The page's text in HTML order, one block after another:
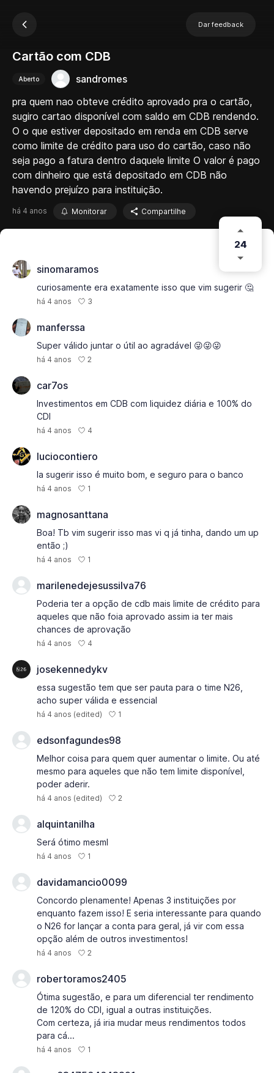
Dar feedback
Cartão com CDB
Aberto
sandromes
pra quem nao obteve crédito aprovado pra o cartão,
sugiro cartao disponível com saldo em CDB rendendo.
O o que estiver depositado em renda em CDB serve
como limite de crédito para uso do cartão, caso não
seja pago a fatura dentro daquele limite O valor é pago
com dinheiro que está depositado em CDB não
havendo prejuízo para instituição.
há 4 anos Monitorar Compartilhe
24
sinomaramos
curiosamente era exatamente isso que vim sugerir 🤔
há 4 anos 3
manferssa
Super válido juntar o útil ao agradável 😜😜😜
há 4 anos 2
car7os
Investimentos em CDB com liquidez diária e 100% do
CDI
há 4 anos 4
luciocontiero
Ia sugerir isso é muito bom, e seguro para o banco
há 4 anos 1
magnosanttana
Boa! Tb vim sugerir isso mas vi q já tinha, dando um up
então ;)
há 4 anos 1
marilenedejesussilva76
Poderia ter a opção de cdb mais limite de crédito para
aqueles que não foia aprovado assim ia ter mais
chances de aprovação
há 4 anos 4
josekennedykv
essa sugestão tem que ser pauta para o time N26,
acho super válida e essencial
há 4 anos (edited) 1
edsonfagundes98
Melhor coisa para quem quer aumentar o limite. Ou até
mesmo para aqueles que não tem limite disponível,
poder aderir.
há 4 anos (edited) 2
alquintanilha
Será ótimo mesml
há 4 anos 1
davidamancio0099
Concordo plenamente! Apenas 3 instituições por
enquanto fazem isso! E seria interessante para quando
o N26 for lançar a conta para geral, já vir com essa
opção além de outros investimentos!
há 4 anos 2
robertoramos2405
Ótima sugestão, e para um diferencial ter rendimento
de 120% do CDI, igual a outras instituições.
Com certeza, já iria mudar meus rendimentos todos
para cá...
há 4 anos 1